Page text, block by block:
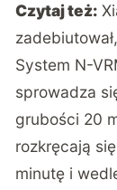
Czytaj też:
System N-
sprowadza
grubości 20
rozkręcają
minutę i